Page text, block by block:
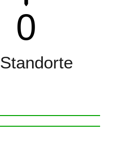
0
Standorte